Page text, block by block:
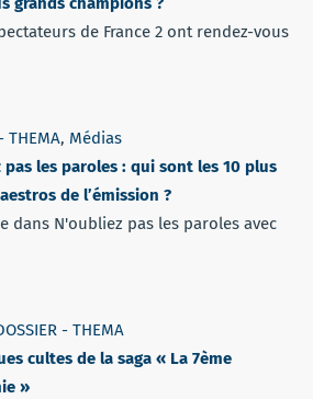
de France 2 ont rendez-vous
THEMA, Médias
pas les paroles : qui sont les 10 plus
de l’émission ?
dans N'oubliez pas les paroles avec
- THEMA
cultes de la saga « La 7ème
»